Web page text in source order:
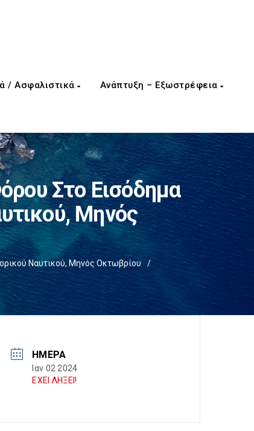
/ Ασφαλιστικά Ανάπτυξη – Εξωστρέφεια
Στο Εισόδημα
Μηνός
Ναυτικού, Μηνός Οκτωβρίου /
ΗΜΈΡΑ
Ιαν 02 2024
ΕΧΕΙ ΛΗΞΕΙ!